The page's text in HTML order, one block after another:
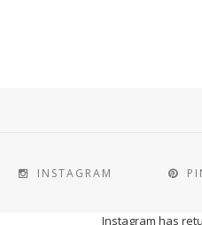
INSTAGRAM
Instagram has